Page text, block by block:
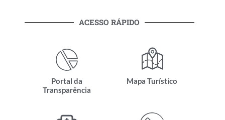
ACESSO RÁPIDO
Portal da
Transparência
Mapa Turístico